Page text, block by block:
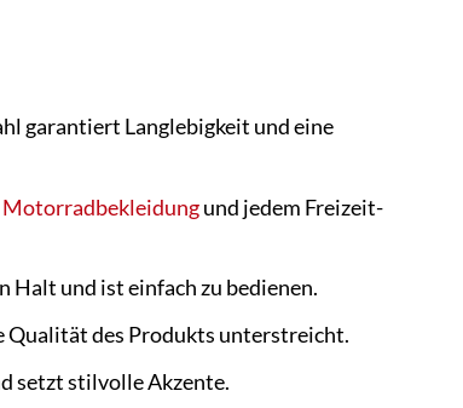
garantiert Langlebigkeit und eine
Motorradbekleidungund jedem Freizeit-
Halt und ist einfach zu bedienen.
Qualität des Produkts unterstreicht.
setzt stilvolle Akzente.